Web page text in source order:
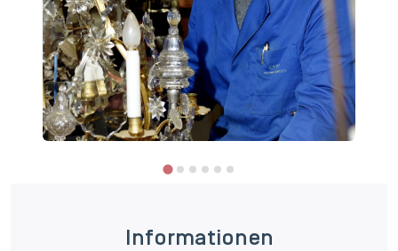
Informationen